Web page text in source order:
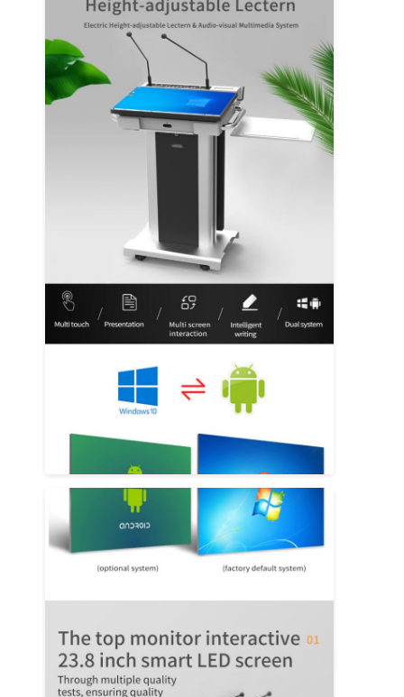
digitaler Podium
Selbstbestellungskiosk
Bildschirm des Schaufensters
Stange LCD-Anzeige
Tragbare digitale Beschilderung
Transparenter LCD-Bildschirm
Miet-LED-Anzeige
Touch Screen Tabelle
LED Filmbildschirm
Anzeige mit E-Tinte
Bar-LED-Anzeige